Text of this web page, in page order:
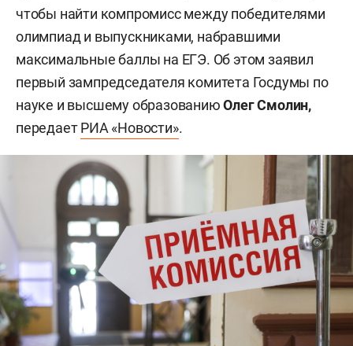
чтобы найти компромисс между победителями
олимпиад и выпускниками, набравшими
максимальные баллы на ЕГЭ. Об этом заявил
первый зампредседателя комитета Госдумы по
науке и высшему образованиюОлег Смолин,
передаетРИА «Новости».